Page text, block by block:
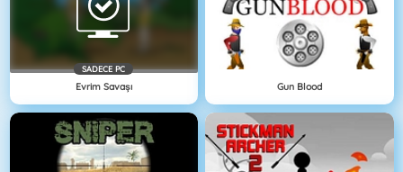
SADECE PC
Evrim Savaşı Gun Blood